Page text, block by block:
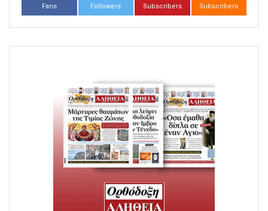
Fans Followers Subscribers Subscribers